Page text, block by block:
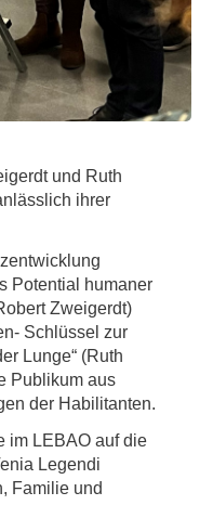
und Ruth
ihrer
Potential humaner
Zweigerdt)
Schlüssel zur
Lunge“ (Ruth
Publikum aus
der Habilitanten.
im LEBAO auf die
Legendi
Familie und